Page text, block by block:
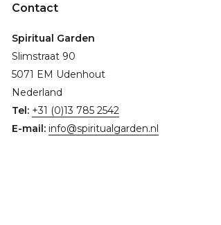
Contact
Spiritual Garden
Slimstraat 90
5071 EM Udenhout
Nederland
Tel: +31 (0)13 785 2542
E-mail: info@spiritualgarden.nl